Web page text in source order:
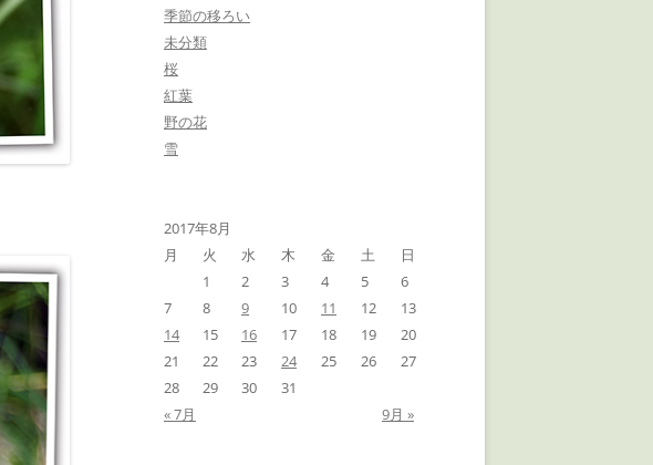
季節の移ろい
未分類
桜
紅葉
野の花
雪
2017年8月
月
火 水 木 金 土
日
1
2 3 4 5
6
7
8 9 10 11 12
13
14
15 16 17 18 19
20
21
22 23 24 25 26
27
28
29 30
31
« 7月
9月 »